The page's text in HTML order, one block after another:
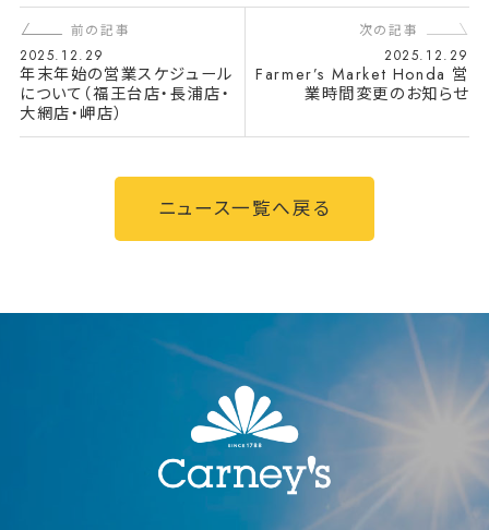
前の記事
2025.12.29
年末年始の営業スケジュール
について（福王台店・長浦店・
大網店・岬店）
次の記事
2025.12.29
Farmer’s Market Honda 営
業時間変更のお知らせ
ニュース一覧へ戻る